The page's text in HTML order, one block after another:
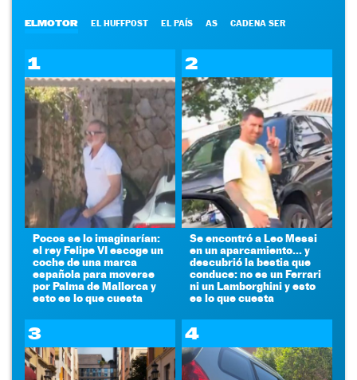
ELMOTOR EL HUFFPOST EL PAÍS AS CADENA SER
1
Pocos se lo imaginarían:
el rey Felipe VI escoge un
coche de una marca
española para moverse
por Palma de Mallorca y
esto es lo que cuesta
2
Se encontró a Leo Messi
en un aparcamiento... y
descubrió la bestia que
conduce: no es un Ferrari
ni un Lamborghini y esto
es lo que cuesta
3 4